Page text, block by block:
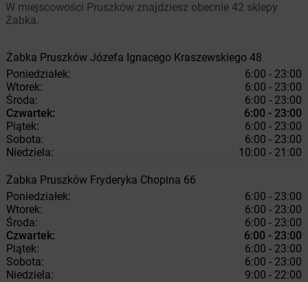
W miejscowości Pruszków znajdziesz obecnie 42 sklepy
Żabka.
Żabka Pruszków Józefa Ignacego Kraszewskiego 48
Poniedziałek:
6:00 - 23:00
Wtorek:
6:00 - 23:00
Środa:
6:00 - 23:00
Czwartek:
6:00 - 23:00
Piątek:
6:00 - 23:00
Sobota:
6:00 - 23:00
Niedziela:
10:00 - 21:00
Żabka Pruszków Fryderyka Chopina 66
Poniedziałek:
6:00 - 23:00
Wtorek:
6:00 - 23:00
Środa:
6:00 - 23:00
Czwartek:
6:00 - 23:00
Piątek:
6:00 - 23:00
Sobota:
6:00 - 23:00
Niedziela:
9:00 - 22:00